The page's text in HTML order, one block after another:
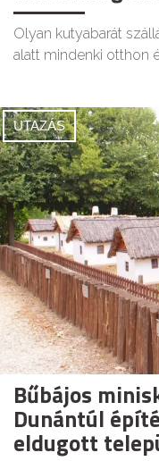
Olyan kutyabarát
alatt mindenki otthon
UTAZÁS
Bűbájos
Dunántúl
eldugott